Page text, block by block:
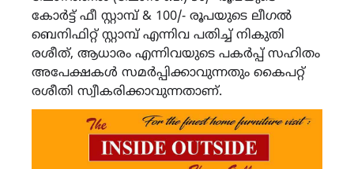
കോര്‍ട്ട് ഫീ സ്റ്റാമ്പ് & 100/- രൂപയുടെ ലീഗല്‍
ബെനിഫിറ്റ് സ്റ്റാമ്പ് എന്നിവ പതിച്ച് നികുതി
രശീത്, ആധാരം എന്നിവയുടെ പകര്‍പ്പ് സഹിതം
അപേക്ഷകള്‍ സമര്‍പ്പിക്കാവുന്നതും കൈപറ്റ്
രശീതി സ്വീകരിക്കാവുന്നതാണ്.